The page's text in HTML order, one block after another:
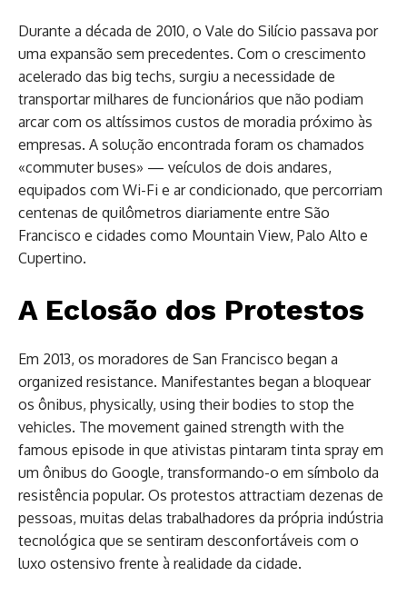
Durante a década de 2010, o Vale do Silício passava por
uma expansão sem precedentes. Com o crescimento
acelerado das big techs, surgiu a necessidade de
transportar milhares de funcionários que não podiam
arcar com os altíssimos custos de moradia próximo às
empresas. A solução encontrada foram os chamados
«commuter buses» — veículos de dois andares,
equipados com Wi-Fi e ar condicionado, que percorriam
centenas de quilômetros diariamente entre São
Francisco e cidades como Mountain View, Palo Alto e
Cupertino.
A Eclosão dos Protestos
Em 2013, os moradores de San Francisco began a
organized resistance. Manifestantes began a bloquear
os ônibus, physically, using their bodies to stop the
vehicles. The movement gained strength with the
famous episode in que ativistas pintaram tinta spray em
um ônibus do Google, transformando-o em símbolo da
resistência popular. Os protestos attractiam dezenas de
pessoas, muitas delas trabalhadores da própria indústria
tecnológica que se sentiram desconfortáveis com o
luxo ostensivo frente à realidade da cidade.